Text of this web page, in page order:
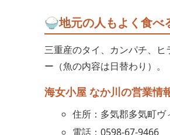
🍚地元の人もよく食べ
三重産のタイ、カンパチ、
ー（魚の内容は日替わり）。
海女小屋 なか川の営業情
住所：多気郡多気町ヴ
電話：0598-67-9466